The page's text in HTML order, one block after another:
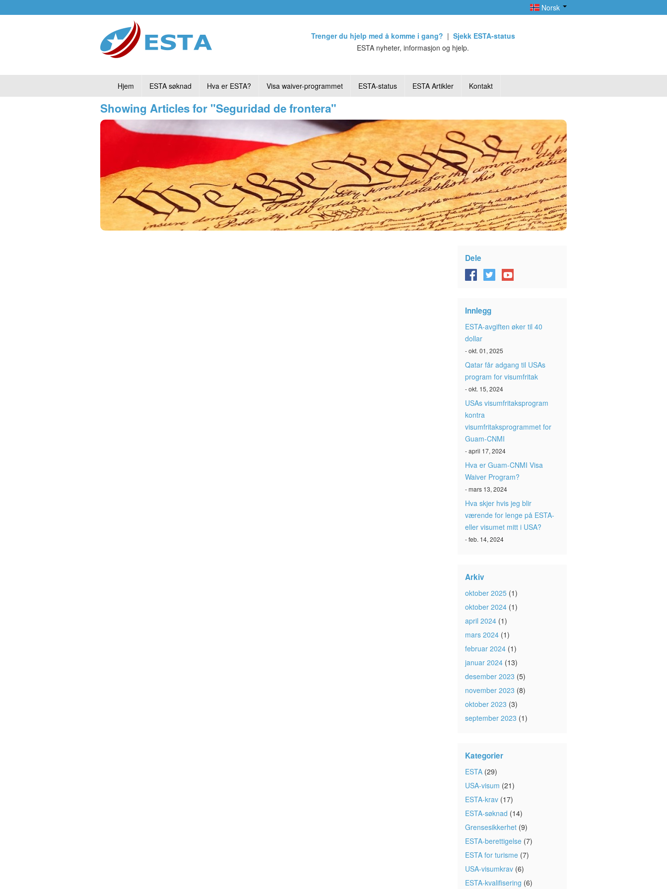
Norsk
Trenger du hjelp med å komme i gang? | Sjekk ESTA-status
ESTA nyheter, informasjon og hjelp.
Hjem ESTA søknad Hva er ESTA? Visa waiver-programmet ESTA-status ESTA Artikler Kontakt
Showing Articles for "Seguridad de frontera"
Dele
Innlegg
ESTA-avgiften øker til 40
dollar
- okt. 01, 2025
Qatar får adgang til USAs
program for visumfritak
- okt. 15, 2024
USAs visumfritaksprogram
kontra
visumfritaksprogrammet for
Guam-CNMI
- april 17, 2024
Hva er Guam-CNMI Visa
Waiver Program?
- mars 13, 2024
Hva skjer hvis jeg blir
værende for lenge på ESTA-
eller visumet mitt i USA?
- feb. 14, 2024
Arkiv
oktober 2025 (1)
oktober 2024 (1)
april 2024 (1)
mars 2024 (1)
februar 2024 (1)
januar 2024 (13)
desember 2023 (5)
november 2023 (8)
oktober 2023 (3)
september 2023 (1)
Kategorier
ESTA (29)
USA-visum (21)
ESTA-krav (17)
ESTA-søknad (14)
Grensesikkerhet (9)
ESTA-berettigelse (7)
ESTA for turisme (7)
USA-visumkrav (6)
ESTA-kvalifisering (6)